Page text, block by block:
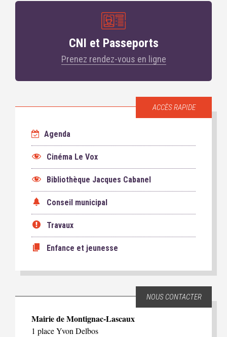
CNI et Passeports
Prenez rendez-vous en ligne
ACCÈS RAPIDE
Agenda
Cinéma Le Vox
Bibliothèque Jacques Cabanel
Conseil municipal
Travaux
Enfance et jeunesse
NOUS CONTACTER
Mairie de Montignac-Lascaux
1 place Yvon Delbos